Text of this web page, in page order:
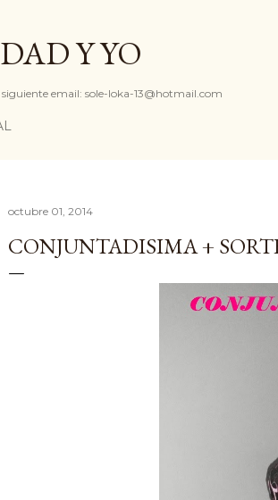
Y YO
email: sole-loka-13@hotmail.com
octubre 01, 2014
CONJUNTADISIMA +